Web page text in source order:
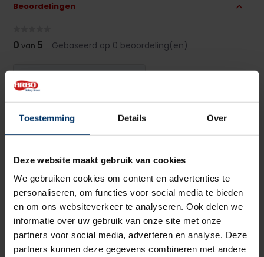
Toestemming Details Over
Deze website maakt gebruik van cookies
We gebruiken cookies om content en advertenties te
personaliseren, om functies voor social media te bieden
en om ons websiteverkeer te analyseren. Ook delen we
informatie over uw gebruik van onze site met onze
partners voor social media, adverteren en analyse. Deze
partners kunnen deze gegevens combineren met andere
Beoordelingen
0 van 5 Gebaseerd op 0 beoordeling(en)
Er zijn nog geen reviews geschreven over dit product..
Delen